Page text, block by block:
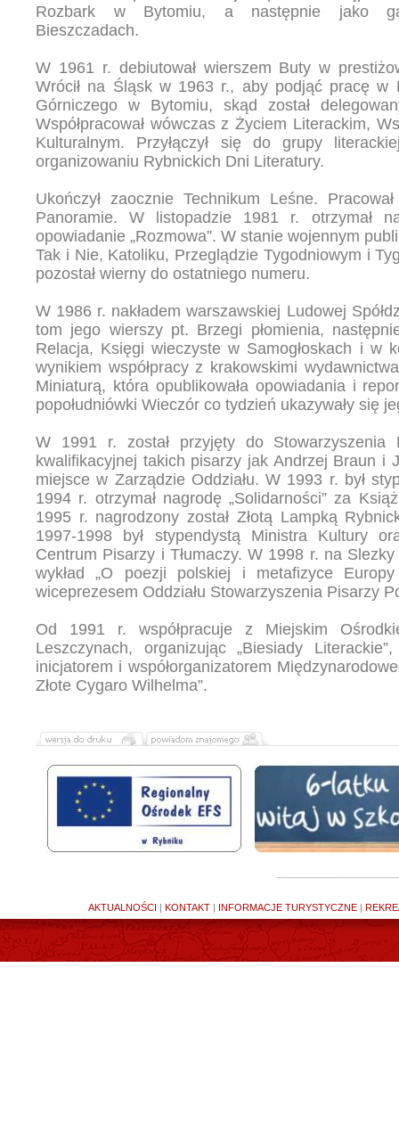
Rozbark w Bytomiu, a następnie jako
Bieszczadach.
W 1961 r. debiutował wierszem Buty w
Wrócił na Śląsk w 1963 r., aby podjąć pracę w
Górniczego w Bytomiu, skąd został
Współpracował wówczas z Życiem Literackim,
Kulturalnym. Przyłączył się do grupy
organizowaniu Rybnickich Dni Literatury.
Ukończył zaocznie Technikum Leśne.
Panoramie. W listopadzie 1981 r. otrzymał
opowiadanie „Rozmowa”. W stanie wojennym
Tak i Nie, Katoliku, Przeglądzie Tygodniowym i
pozostał wierny do ostatniego numeru.
W 1986 r. nakładem warszawskiej Ludowej
tom jego wierszy pt. Brzegi płomienia,
Relacja, Księgi wieczyste w Samogłoskach i w
wynikiem współpracy z krakowskimi
Miniaturą, która opublikowała opowiadania i
popołudniówki Wieczór co tydzień ukazywały się
W 1991 r. został przyjęty do Stowarzyszenia
kwalifikacyjnej takich pisarzy jak Andrzej Braun i
miejsce w Zarządzie Oddziału. W 1993 r. był
1994 r. otrzymał nagrodę „Solidarności” za
1995 r. nagrodzony został Złotą Lampką
1997-1998 był stypendystą Ministra Kultury
Centrum Pisarzy i Tłumaczy. W 1998 r. na Slezky
wykład „O poezji polskiej i metafizyce
wiceprezesem Oddziału Stowarzyszenia Pisarzy
Od 1991 r. współpracuje z Miejskim
Leszczynach, organizując „Biesiady
inicjatorem i współorganizatorem
Złote Cygaro Wilhelma”.
AKTUALNOŚCI | KONTAKT | INFORMACJE TURYSTYCZNE |